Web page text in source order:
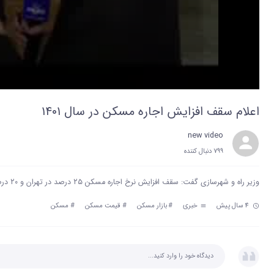
اعلام سقف افزایش اجاره مسکن در سال ۱۴۰۱
new video
799 دنبال‌ کننده
وزیر راه و شهرسازی گفت: سقف افزایش نرخ اجاره مسکن ۲۵ درصد در تهران و ۲۰ درصد در سایر شهرها مصوب شد.
4 سال پیش خبری #بازار مسکن # قیمت مسکن # مسکن